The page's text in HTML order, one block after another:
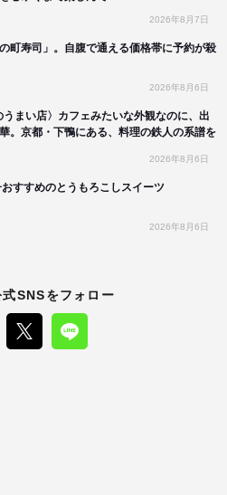
2026年8月7日
町寿司」。自腹で通える価格帯に予約が殺
2026年8月6日
うまい店〉カフェみたいな外観なのに、出
。京都・下鴨にある、料理の鉄人の系譜を
2026年8月6日
すすめのとうもろこしスイーツ
2026年8月6日
SNSをフォロー